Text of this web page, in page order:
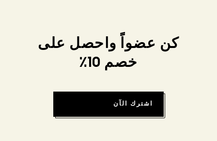
كن عضواً واحصل على
خصم 10٪
اشترك الآن